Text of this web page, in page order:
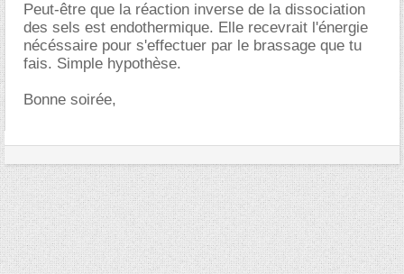
Peut-être que la réaction inverse de la dissociation
des sels est endothermique. Elle recevrait l'énergie
nécéssaire pour s'effectuer par le brassage que tu
fais. Simple hypothèse.
Bonne soirée,